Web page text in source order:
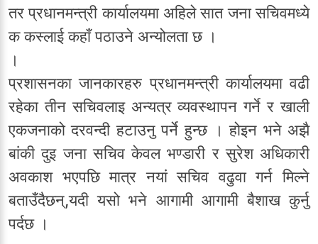
तर प्रधानमन्त्री कार्यालयमा अहिले सात जना सचिवमध्ये
क कस्लाई कहाँ पठाउने अन्योलता छ ।
।
प्रशासनका जानकारहरु प्रधानमन्त्री कार्यालयमा वढी
रहेका तीन सचिवलाइ अन्यत्र व्यवस्थापन गर्ने र खाली
एकजनाको दरवन्दी हटाउनु पर्ने हुन्छ । होइन भने अझै
बांकी दुइ जना सचिव केवल भण्डारी र सुरेश अधिकारी
अवकाश भएपछि मात्र नयां सचिव वढुवा गर्न मिल्ने
बताउँदैछन्,यदी यसो भने आगामी आगामी बैशाख कुर्नु
पर्दछ ।